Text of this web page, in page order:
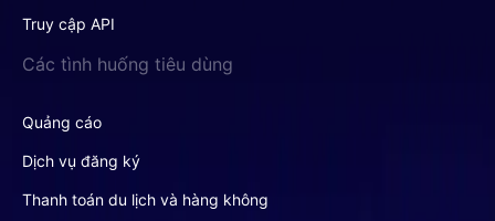
Truy cập API
Các tình huống tiêu dùng
Quảng cáo
Dịch vụ đăng ký
Thanh toán du lịch và hàng không